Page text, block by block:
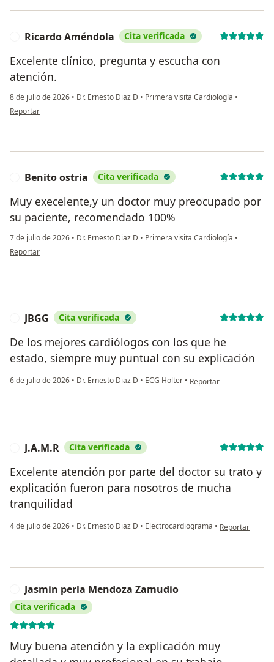
Ricardo Améndola Cita verificada
Excelente clínico, pregunta y escucha con
atención.
8 de julio de 2026 • Dr. Ernesto Diaz D • Primera visita Cardiología •
en opinión del usuario Ricardo Améndola
Reportar
Benito ostria Cita verificada
Muy execelente,y un doctor muy preocupado por
su paciente, recomendado 100%
7 de julio de 2026 • Dr. Ernesto Diaz D • Primera visita Cardiología •
en opinión del usuario Benito ostria
Reportar
JBGG Cita verificada
De los mejores cardiólogos con los que he
estado, siempre muy puntual con su explicación
6 de julio de 2026 • Dr. Ernesto Diaz D • ECG Holter • en opinión del usuario
Reportar
J.A.M.R Cita verificada
Excelente atención por parte del doctor su trato y
explicación fueron para nosotros de mucha
tranquilidad
4 de julio de 2026 • Dr. Ernesto Diaz D • Electrocardiograma • en opinión del
Reportar
Jasmin perla Mendoza Zamudio
Cita verificada
Muy buena atención y la explicación muy